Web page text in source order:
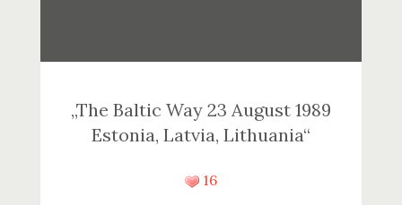
„The Baltic Way 23 August 1989
Estonia, Latvia, Lithuania“
16